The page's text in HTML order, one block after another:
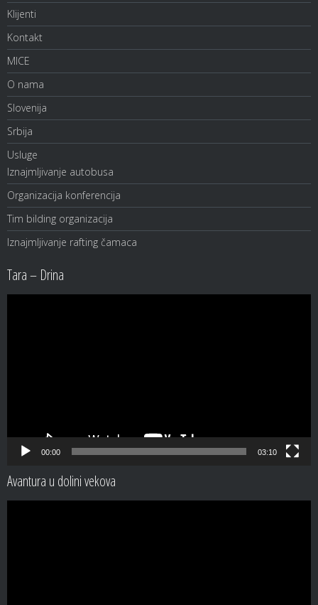
Klijenti
Kontakt
MICE
O nama
Slovenija
Srbija
Usluge
Iznajmljivanje autobusa
Organizacija konferencija
Tim bilding organizacija
Iznajmljivanje rafting čamaca
Tara – Drina
00:00 03:10
Avantura u dolini vekova